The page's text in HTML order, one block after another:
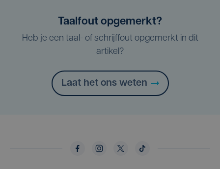
Taalfout opgemerkt?
Heb je een taal- of schrijffout opgemerkt in dit
artikel?
Laat het ons weten